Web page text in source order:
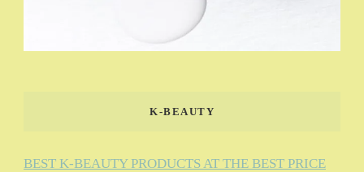
K-BEAUTY
BEST K-BEAUTY PRODUCTS AT THE BEST PRICE